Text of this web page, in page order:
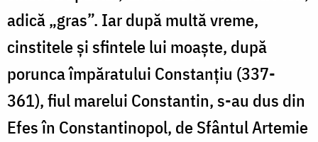
adică „gras”. Iar după multă vreme,
cinstitele și sfintele lui moaște, după
porunca împăratului Constanțiu (337-
361), fiul marelui Constantin, s-au dus din
Efes în Constantinopol, de Sfântul Artemie